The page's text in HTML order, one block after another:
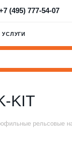
(495) 777-54-07
УСЛУГИ
KIT
рельсовые